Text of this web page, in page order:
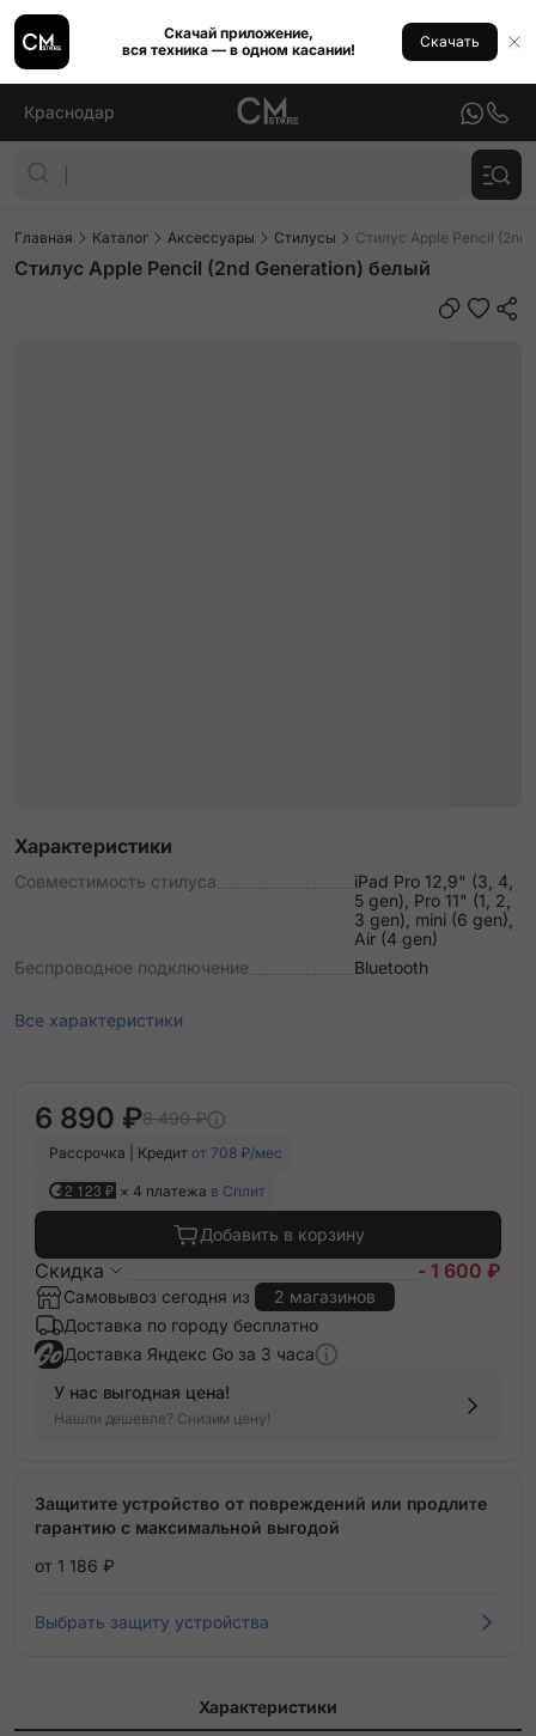
Скачай приложение,
вся техника — в одном касании!
Скачать
Краснодар
Главная Каталог Аксессуары Стилусы Стилус Apple Pencil (2nd
Стилус Apple Pencil (2nd Generation) белый
Характеристики
Совместимость стилуса
iPad Pro 12,9" (3, 4,
5 gen), Pro 11" (1, 2,
3 gen), mini (6 gen),
Air (4 gen)
Беспроводное подключение
Bluetooth
Все характеристики
6 890 ₽8 490 ₽
Рассрочка | Кредит от 708 ₽/мес
2 123 ₽ × 4 платежа в Сплит
Добавить в корзину
Скидка - 1 600 ₽
Самовывоз сегодня из
2 магазинов
Доставка по городу бесплатно
Доставка Яндекс Go за 3 часа
У нас выгодная цена!
Нашли дешевле? Снизим цену!
Защитите устройство от повреждений или продлите
гарантию с максимальной выгодой
от 1 186 ₽
Выбрать защиту устройства
Характеристики